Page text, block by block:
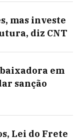
mas investe
diz CNT
em
sanção
Lei do Frete